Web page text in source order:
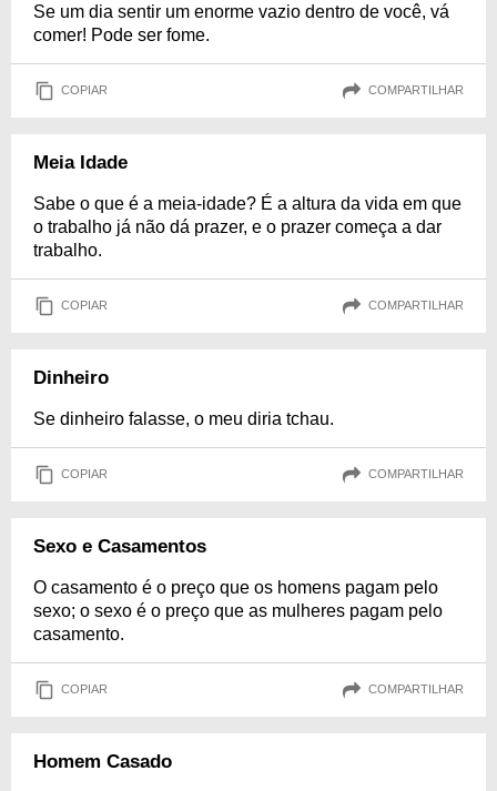
Se um dia sentir um enorme vazio dentro de você, vá
comer! Pode ser fome.
COPIAR COMPARTILHAR
Meia Idade
Sabe o que é a meia-idade? É a altura da vida em que
o trabalho já não dá prazer, e o prazer começa a dar
trabalho.
COPIAR COMPARTILHAR
Dinheiro
Se dinheiro falasse, o meu diria tchau.
COPIAR COMPARTILHAR
Sexo e Casamentos
O casamento é o preço que os homens pagam pelo
sexo; o sexo é o preço que as mulheres pagam pelo
casamento.
COPIAR COMPARTILHAR
Homem Casado